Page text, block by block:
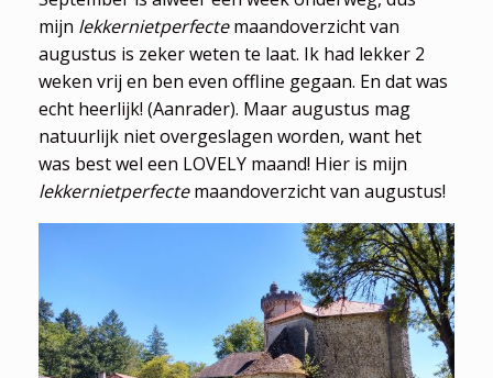
mijn lekkernietperfectemaandoverzicht van
augustus is zeker weten te laat. Ik had lekker 2
weken vrij en ben even offline gegaan. En dat was
echt heerlijk! (Aanrader). Maar augustus mag
natuurlijk niet overgeslagen worden, want het
was best wel een LOVELY maand! Hier is mijn
lekkernietperfectemaandoverzicht van augustus!